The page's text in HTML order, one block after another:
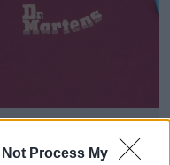
Not Process My
a quella Fila